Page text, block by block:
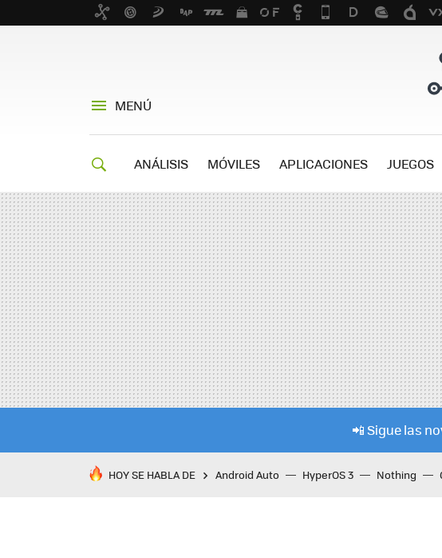
MENÚ
ANÁLISIS MÓVILES APLICACIONES JUEGOS
📲 Sigue las
HOY SE HABLA DE Android Auto HyperOS 3 Nothing